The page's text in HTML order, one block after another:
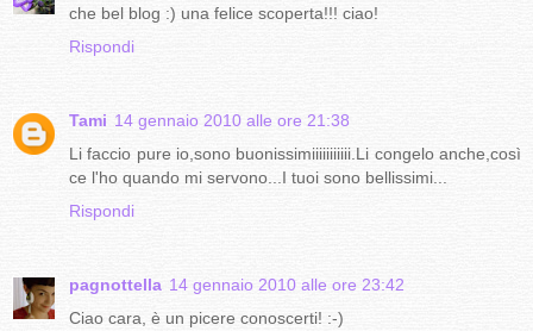
che bel blog :) una felice scoperta!!! ciao!
Rispondi
Tami 14 gennaio 2010 alle ore 21:38
Li faccio pure io,sono buonissimiiiiiiiiiii.Li congelo anche,così
ce l'ho quando mi servono...I tuoi sono bellissimi...
Rispondi
pagnottella 14 gennaio 2010 alle ore 23:42
Ciao cara, è un picere conoscerti! :-)